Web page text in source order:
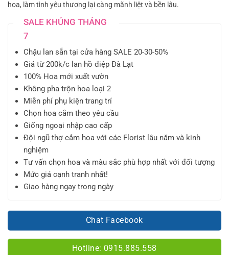
hoa, làm tình yêu thương lại càng mãnh liệt và bền lâu.
SALE KHỦNG THÁNG
7
Chậu lan sẵn tại cửa hàng SALE 20-30-50%
Giá từ 200k/c lan hồ điệp Đà Lạt
100% Hoa mới xuất vườn
Không pha trộn hoa loại 2
Miễn phí phụ kiện trang trí
Chọn hoa cắm theo yêu cầu
Giống ngoại nhập cao cấp
Đội ngũ thợ cắm hoa với các Florist lâu năm và kinh
nghiệm
Tư vấn chọn hoa và màu sắc phù hợp nhất với đối tượng
Mức giá cạnh tranh nhất!
Giao hàng ngay trong ngày
Chat Facebook
Hotline: 0915.885.558